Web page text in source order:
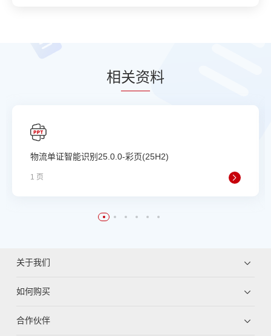
相关资料
物流单证智能识别25.0.0-彩页(25H2)
1 页
关于我们
如何购买
合作伙伴